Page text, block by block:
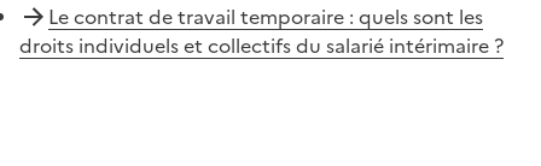
Le contrat de travail temporaire : quels sont les
droits individuels et collectifs du salarié intérimaire ?